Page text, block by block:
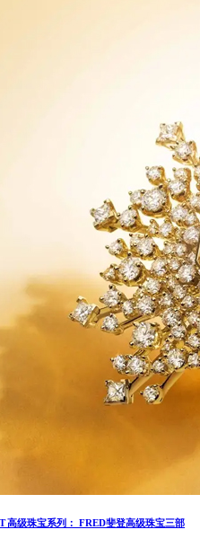
级珠宝系列： FRED斐登高级珠宝三部